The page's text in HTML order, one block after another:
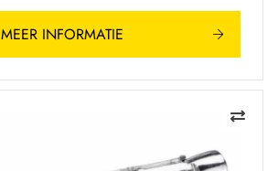
MEER INFORMATIE